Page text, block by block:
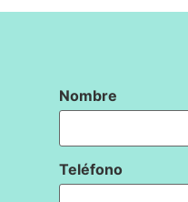
Nombre
Teléfono